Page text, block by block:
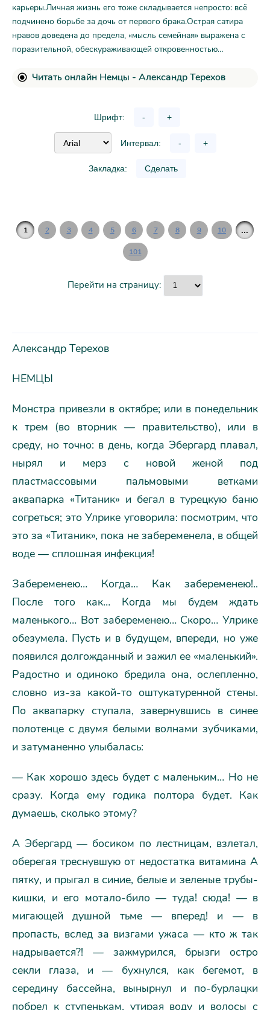
карьеры.Личная жизнь его тоже складывается непросто: всё
подчинено борьбе за дочь от первого брака.Острая сатира
нравов доведена до предела, «мысль семейная» выражена с
поразительной, обескураживающей откровенностью…
Читать онлайн Немцы - Александр Терехов
Шрифт: - +
Интервал: - +
Закладка: Сделать
1 2 3 4 5 6 7 8 9 10 ...
101
Перейти на страницу:
Александр Терехов
НЕМЦЫ
Монстра привезли в октябре; или в понедельник
к трем (во вторник — правительство), или в
среду, но точно: в день, когда Эбергард плавал,
нырял и мерз с новой женой под
пластмассовыми пальмовыми ветками
аквапарка «Титаник» и бегал в турецкую баню
согреться; это Улрике уговорила: посмотрим, что
это за «Титаник», пока не забеременела, в общей
воде — сплошная инфекция!
Забеременею… Когда… Как забеременею!..
После того как… Когда мы будем ждать
маленького… Вот забеременею… Скоро… Улрике
обезумела. Пусть и в будущем, впереди, но уже
появился долгожданный и зажил ее «маленький».
Радостно и одиноко бредила она, ослепленно,
словно из-за какой-то оштукатуренной стены.
По аквапарку ступала, завернувшись в синее
полотенце с двумя белыми волнами зубчиками,
и затуманенно улыбалась:
— Как хорошо здесь будет с маленьким… Но не
сразу. Когда ему годика полтора будет. Как
думаешь, сколько этому?
А Эбергард — босиком по лестницам, взлетал,
оберегая треснувшую от недостатка витамина А
пятку, и прыгал в синие, белые и зеленые трубы-
кишки, и его мотало-било — туда! сюда! — в
мигающей душной тьме — вперед! и — в
пропасть, вслед за визгами ужаса — кто ж так
надрывается?! — зажмурился, брызги остро
секли глаза, и — бухнулся, как бегемот, в
середину бассейна, вынырнул и по-бурлацки
побрел к ступенькам, утирая воду и волосы с